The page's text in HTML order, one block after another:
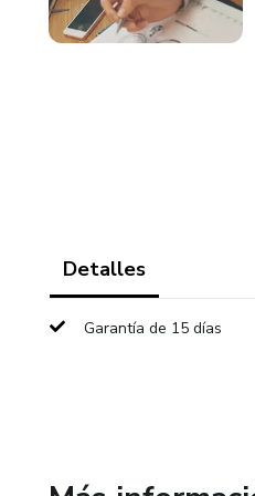
Detalles
Garantía de 15 días